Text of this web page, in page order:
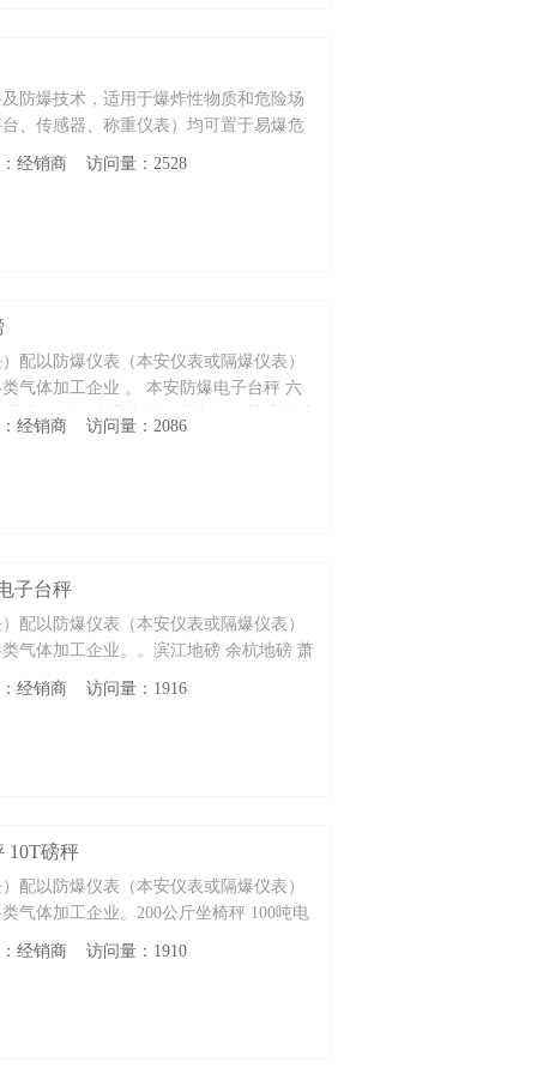
防爆技术，适用于爆炸性物质和危险场
、传感器、称重仪表）均可置于易爆危
经销商 访问量：2528
配以防爆仪表（本安仪表或隔爆仪表）
气体加工企业 。 本安防爆电子台秤 六
电子称$n防爆液化气灌装秤 便携式地磅
经销商 访问量：2086
子台秤
配以防爆仪表（本安仪表或隔爆仪表）
气体加工企业。。滨江地磅 余杭地磅 萧
经销商 访问量：1916
10T磅秤
配以防爆仪表（本安仪表或隔爆仪表）
气体加工企业。200公斤坐椅秤 100吨电
经销商 访问量：1910